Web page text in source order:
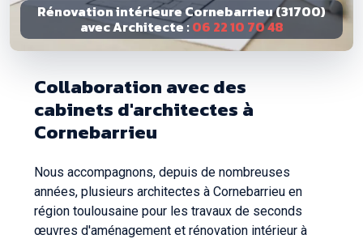
Rénovation intérieure Cornebarrieu (31700)
avec Architecte :06 22 10 70 48
Collaboration avec des
cabinets d'architectes à
Cornebarrieu
Nous accompagnons, depuis de nombreuses
années, plusieurs architectes à Cornebarrieu en
région toulousaine pour les travaux de seconds
œuvres d'aménagement et rénovation intérieur à